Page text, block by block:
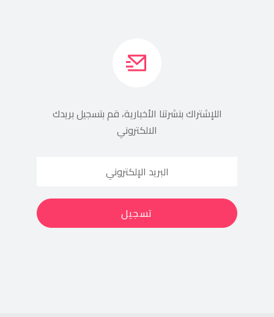
اللإشتراك بنشرتنا الأخبارية، قم بتسجيل بريدك
الالكتروني